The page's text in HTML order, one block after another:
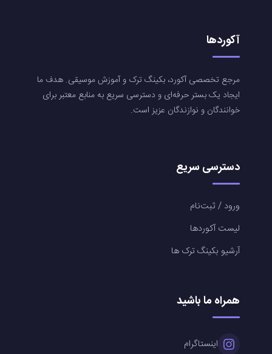
آکوردها
مرجع تخصصی آکورد، بکینگ ترک و آموزش موسیقی. هدف ما
ایجاد یک بستر حرفه‌ای و دسترسی سریع به منابع معتبر برای
خوانندگان و نوازندگان عزیز است.
دسترسی سریع
ورود / ثبت‌نام
لیست آکوردها
آرشیو بکینگ ترک ها
همراه ما باشید
اینستاگرام